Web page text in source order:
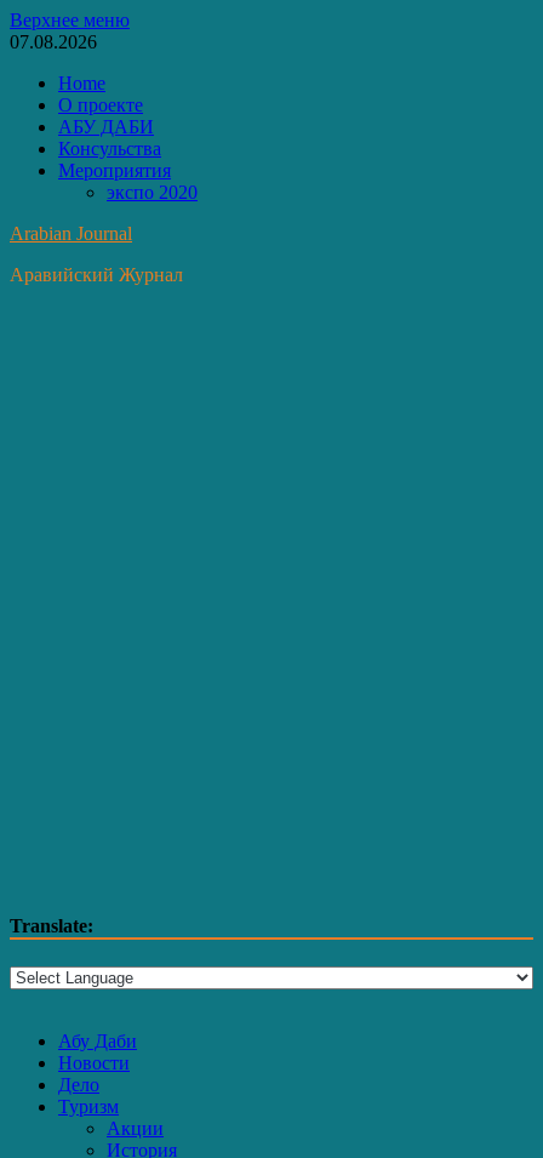
Перейти
к
Верхнее меню
07.08.2026
Home
О проекте
АБУ ДАБИ
Консульства
Мероприятия
экспо 2020
Arabian Journal
Аравийский Журнал
Translate:
Абу Даби
Новости
Дело
Туризм
Акции
История